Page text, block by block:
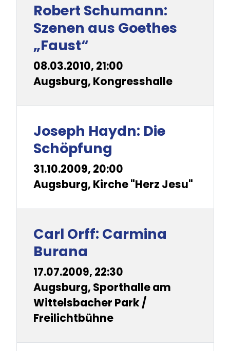
Robert Schumann:
Szenen aus Goethes
„Faust“
08.03.2010, 21:00
Augsburg, Kongresshalle
Joseph Haydn: Die
Schöpfung
31.10.2009, 20:00
Augsburg, Kirche "Herz Jesu"
Carl Orff: Carmina
Burana
17.07.2009, 22:30
Augsburg, Sporthalle am
Wittelsbacher Park /
Freilichtbühne